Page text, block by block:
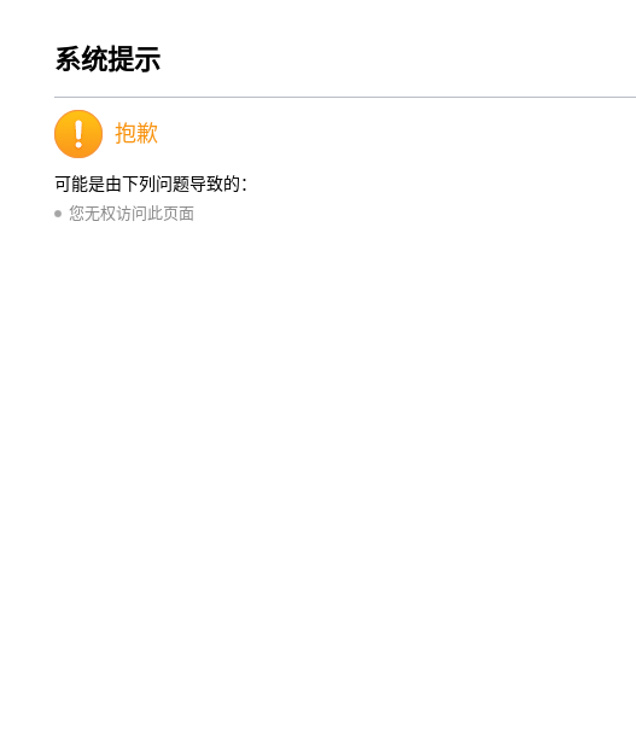
系统提示
抱歉
可能是由下列问题导致的：
您无权访问此页面